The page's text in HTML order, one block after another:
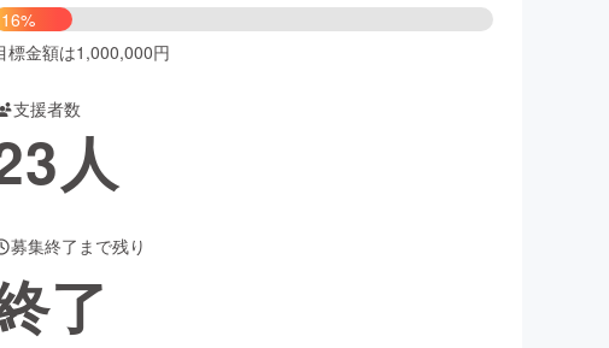
ルスケア
16%
標金額は1,000,000円
支援者数
人
募集終了まで残り
了